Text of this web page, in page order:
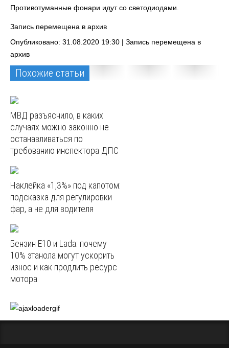
Противотуманные фонари идут со светодиодами.
Запись перемещена в архив
Опубликовано: 31.08.2020 19:30 | Запись перемещена в
архив
Похожие статьи
МВД разъяснило, в каких
случаях можно законно не
останавливаться по
требованию инспектора ДПС
Наклейка «1,3%» под капотом:
подсказка для регулировки
фар, а не для водителя
Бензин E10 и Lada: почему
10% этанола могут ускорить
износ и как продлить ресурс
мотора